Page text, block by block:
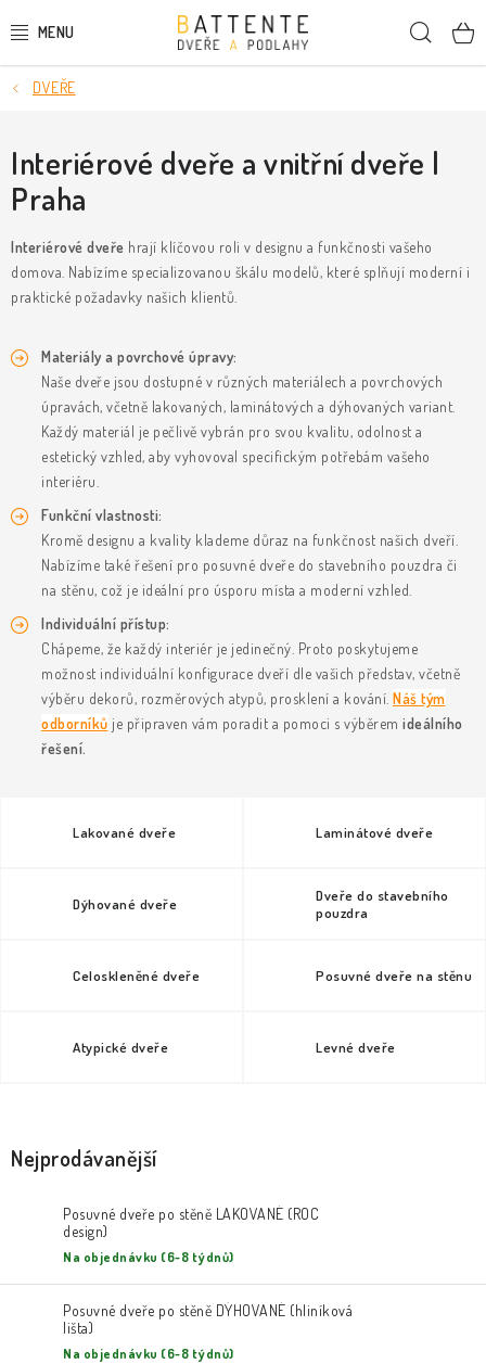
na
DVEŘE
SMRKOVÉ DVEŘE
PODLAHY
LIŠTY A DEKORAČNÍ PRVKY
SKRYTÉ ZÁRUBNĚ
STAVEBNÍ POUZDRA
KLIKY & KOVÁNÍ
B2B REALIZACE Kontakty O nás
Proč s námi
Vrácení, výměna zboží
Obchodní podmínky
Reklamační řád
Posuzování Jakosti
GDPR
DVEŘE
Interiérové dveře a vnitřní dveře |
Praha
Interiérové dveře hrají klíčovou roli v designu a funkčnosti vašeho
domova. Nabízíme specializovanou škálu modelů, které splňují moderní i
praktické požadavky našich klientů.
Materiály a povrchové úpravy:
Naše dveře jsou dostupné v různých materiálech a povrchových
úpravách, včetně lakovaných, laminátových a dýhovaných variant.
Každý materiál je pečlivě vybrán pro svou kvalitu, odolnost a
estetický vzhled, aby vyhovoval specifickým potřebám vašeho
interiéru.
Funkční vlastnosti:
Kromě designu a kvality klademe důraz na funkčnost našich dveří.
Nabízíme také řešení pro posuvné dveře do stavebního pouzdra či
na stěnu, což je ideální pro úsporu místa a moderní vzhled.
Individuální přístup:
Chápeme, že každý interiér je jedinečný. Proto poskytujeme
možnost individuální konfigurace dveří dle vašich představ, včetně
výběru dekorů, rozměrových atypů, prosklení a kování. Náš tým
odborníků je připraven vám poradit a pomoci s výběrem ideálního
řešení.
Lakované dveře Laminátové dveře
Dýhované dveře
Dveře do stavebního
pouzdra
Celoskleněné dveře Posuvné dveře na stěnu
Atypické dveře Levné dveře
Nejprodávanější
Posuvné dveře po stěně LAKOVANÉ (ROC
design)
Na objednávku (6-8 týdnů)
Posuvné dveře po stěně DÝHOVANÉ (hliníková
lišta)
Na objednávku (6-8 týdnů)